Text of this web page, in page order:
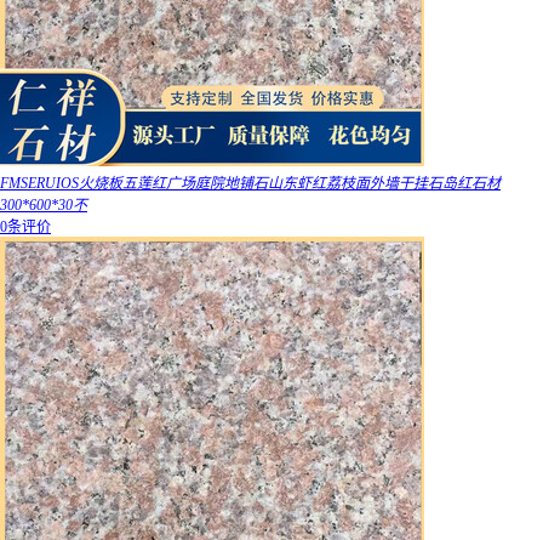
FMSERUIOS火烧板五莲红广场庭院地铺石山东虾红荔枝面外墙干挂石岛红石材
300*600*30不
0条评价